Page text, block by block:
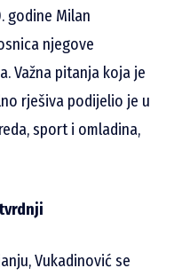
godine Milan
njegove
Važna pitanja koja je
rješiva podijelio je u
sport i omladina,
Vukadinović se